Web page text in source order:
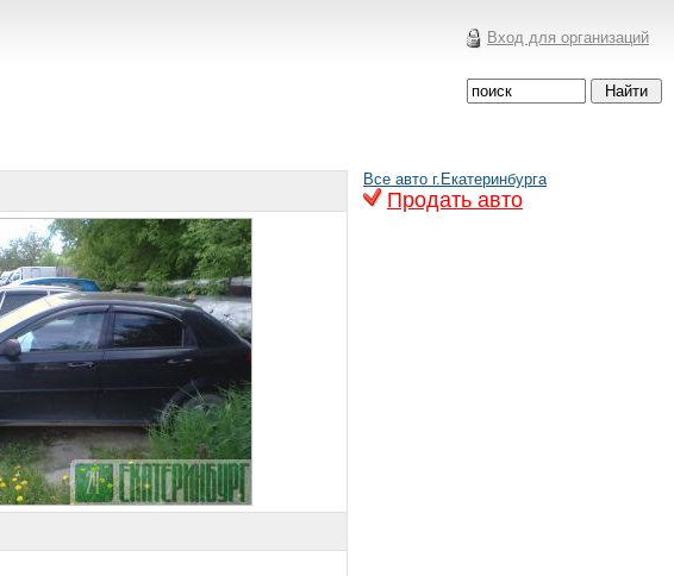
Вход для организаций
Все авто г.Екатеринбурга
Продать авто